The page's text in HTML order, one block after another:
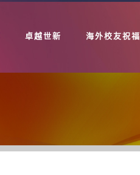
卓越世新 海外校友祝福